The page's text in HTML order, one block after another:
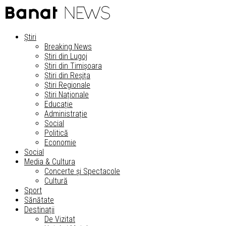
Știri
Breaking News
Știri din Lugoj
Știri din Timișoara
Știri din Reșița
Știri Regionale
Știri Naționale
Educație
Administrație
Social
Politică
Economie
Social
Media & Cultura
Concerte și Spectacole
Cultură
Sport
Sănătate
Destinații
De Vizitat